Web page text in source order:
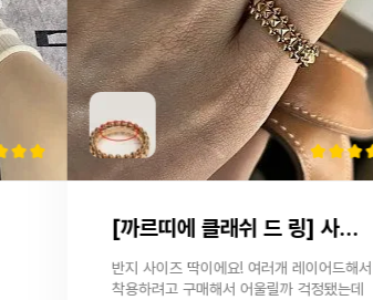
[까르띠에 클래쉬 드 링] 사용후기 입니다.
반지 사이즈 딱이에요! 여러개 레이어드해서
착용하려고 구매해서 어울릴까 걱정됐는데